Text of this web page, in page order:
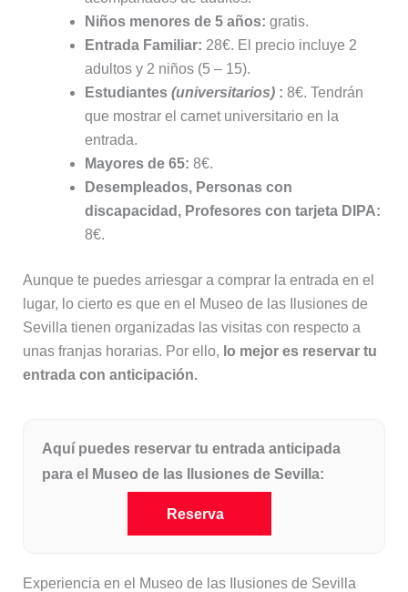
Niños menores de 5 años: gratis.
Entrada Familiar: 28€. El precio incluye 2
adultos y 2 niños (5 – 15).
Estudiantes (universitarios): 8€. Tendrán
que mostrar el carnet universitario en la
entrada.
Mayores de 65: 8€.
Desempleados, Personas con
discapacidad, Profesores con tarjeta DIPA:
8€.
Aunque te puedes arriesgar a comprar la entrada en el
lugar, lo cierto es que en el Museo de las Ilusiones de
Sevilla tienen organizadas las visitas con respecto a
unas franjas horarias. Por ello, lo mejor es reservar tu
entrada con anticipación.
Aquí puedes reservar tu entrada anticipada
para el Museo de las Ilusiones de Sevilla:
Reserva
Experiencia en el Museo de las Ilusiones de Sevilla